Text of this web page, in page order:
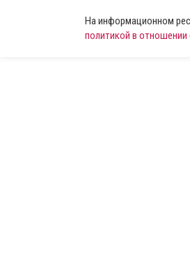
На информационном
политикой в